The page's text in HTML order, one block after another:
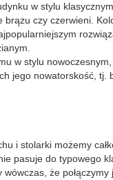
w stylu
brązu czy czerwieni.
w stylu
jego nowatorskość,
i stolarki możemy
pasuje do typowego
że